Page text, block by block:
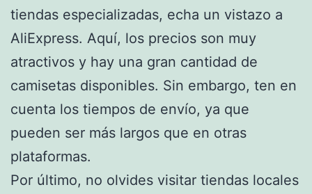
tiendas especializadas, echa un vistazo a
AliExpress. Aquí, los precios son muy
atractivos y hay una gran cantidad de
camisetas disponibles. Sin embargo, ten en
cuenta los tiempos de envío, ya que
pueden ser más largos que en otras
plataformas.
Por último, no olvides visitar tiendas locales